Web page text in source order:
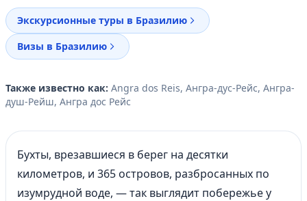
Экскурсионные туры в Бразилию
Визы в Бразилию
Также известно как: Angra dos Reis, Ангра-дус-Рейс, Ангра-
душ-Рейш, Ангра дос Рейс
Бухты, врезавшиеся в берег на десятки
километров, и 365 островов, разбросанных по
изумрудной воде, — так выглядит побережье у